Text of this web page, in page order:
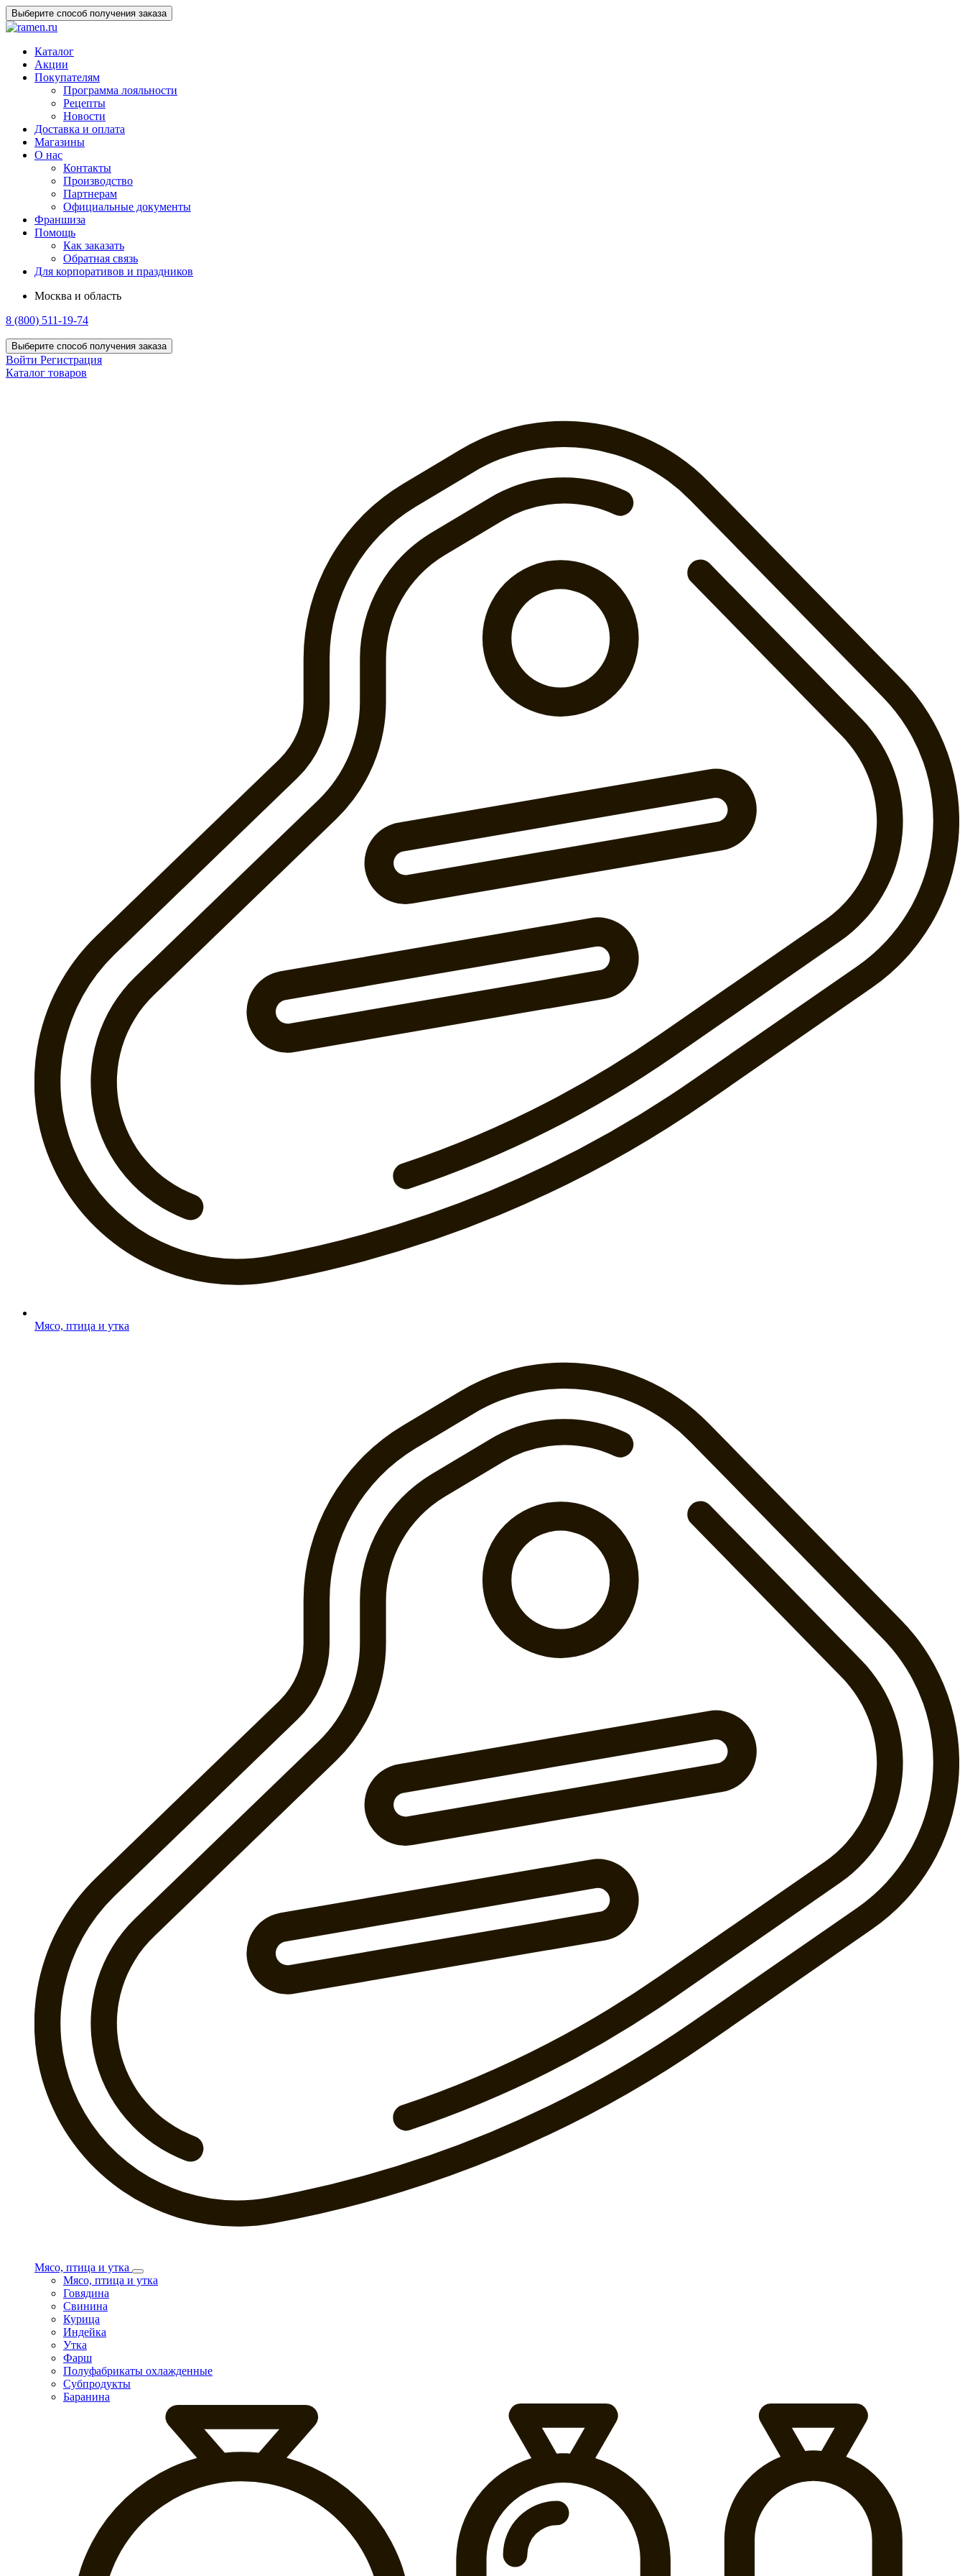
Выберите способ получения заказа
Каталог
Акции
Покупателям
Программа лояльности
Рецепты
Новости
Доставка и оплата
Магазины
О нас
Контакты
Производство
Партнерам
Официальные документы
Франшиза
Помощь
Как заказать
Обратная связь
Для корпоративов и праздников
Москва и область
8 (800) 511-19-74
Выберите способ получения заказа
Войти Регистрация
Каталог товаров
Мясо, птица и утка
Мясо, птица и утка
Мясо, птица и утка
Говядина
Свинина
Курица
Индейка
Утка
Фарш
Полуфабрикаты охлажденные
Субпродукты
Баранина